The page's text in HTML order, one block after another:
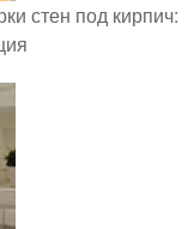
стен под кирпич: